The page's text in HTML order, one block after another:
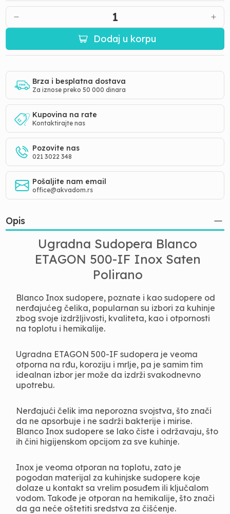
1
Dodaj u korpu
Brza i besplatna dostava
Za iznose preko 50 000 dinara
Kupovina na rate
Kontaktirajte nas
Pozovite nas
021 3022 348
Pošaljite nam email
office@akvadom.rs
Opis
Ugradna Sudopera Blanco
ETAGON 500-IF Inox Saten
Polirano
Blanco Inox sudopere, poznate i kao sudopere od
nerđajućeg čelika, popularnan su izbori za kuhinje
zbog svoje izdržljivosti, kvaliteta, kao i otpornosti
na toplotu i hemikalije.
Ugradna ETAGON 500-IF sudopera je veoma
otporna na rđu, koroziju i mrlje, pa je samim tim
idealnan izbor jer može da izdrži svakodnevno
upotrebu.
Nerđajući čelik ima neporozna svojstva, što znači
da ne apsorbuje i ne sadrži bakterije i mirise.
Blanco Inox sudopere se lako čiste i održavaju, što
ih čini higijenskom opcijom za sve kuhinje.
Inox je veoma otporan na toplotu, zato je
pogodan materijal za kuhinjske sudopere koje
dolaze u kontakt sa vrelim posuđem ili ključalom
vodom. Takođe je otporan na hemikalije, što znači
da ga neće oštetiti sredstva za čišćenje.